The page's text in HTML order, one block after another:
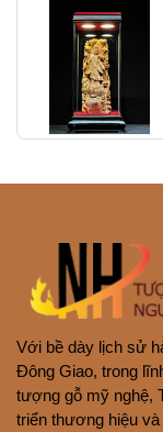
Với bề dày lịch sử
Đông Giao, trong
tượng gỗ mỹ nghệ,
triển thương hiệu